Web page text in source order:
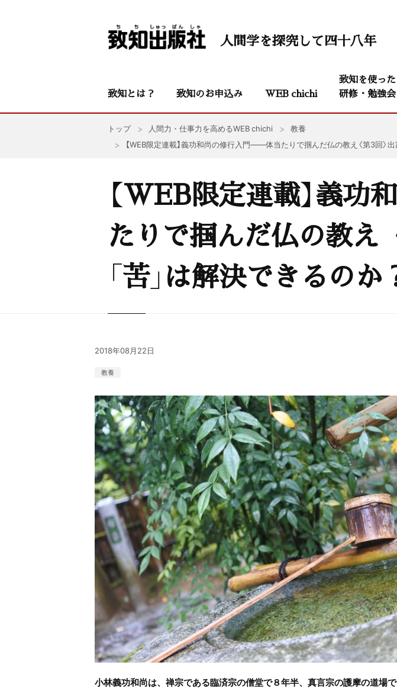
人間学を探究して四十八年
致知とは？ 致知のお申込み WEB chichi
致知を使った
研修・勉強会
トップ 人間力・仕事力を高めるWEB chichi
教養
【WEB限定連載】義功和尚の修行入門——体当たりで掴んだ仏の教え〈第3回〉出
【WEB限定連載】義
たりで掴んだ仏の教え
「苦」は解決できるのか
2018年08月22日
教養
小林義功和尚は、禅宗である臨済宗の僧堂で８年半、真言宗の護摩の道場